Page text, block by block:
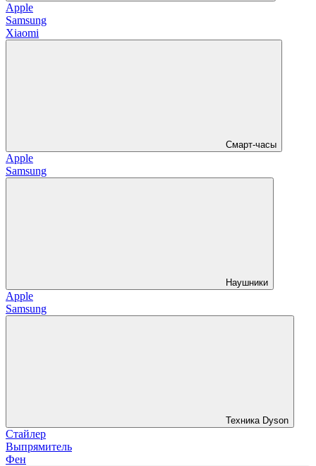
Apple
Samsung
Xiaomi
Смарт-часы
Apple
Samsung
Наушники
Apple
Samsung
Техника Dyson
Стайлер
Выпрямитель
Фен